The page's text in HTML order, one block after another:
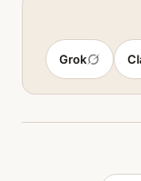
Grok